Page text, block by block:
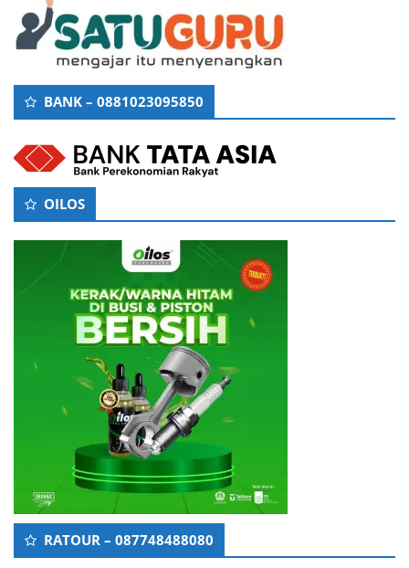
BANK – 0881023095850
OILOS
RATOUR – 087748488080